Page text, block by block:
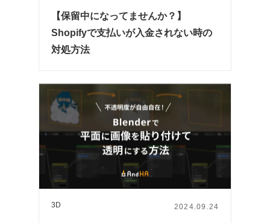
【保留中になってませんか？】
Shopifyで支払いが入金されない時の
対処方法
3D 2024.09.24